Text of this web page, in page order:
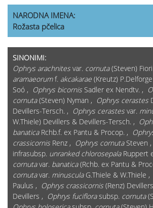
NARODNA IMENA:
Rožasta pčelica
SINONIMI:
Ophrys arachnites var. cornuta(Steven)
aramaeorumf. akcakarae (Kreutz)
Soó , Ophrys bicornis Sadler ex Nendtv. ,
cornuta(Steven) Nyman , Ophrys cerastes
Devillers-Tersch. , Ophrys cerastes var.
W.Thiele) Devillers & Devillers-Tersch. ,
banaticaRchb.f. ex Pantu & Procop. ,
crassicornis Renz , Ophrys cornutaSteven ,
infrasubsp. unranked chlorosepalaRuppert
cornutavar. banatica(Rchb. ex Pantu &
cornutavar. minusculaG.Thiele & W.Thiele ,
Paulus , Ophrys crassicornis (Renz)
Devillers , Ophrys fuciflorasubsp. cornuta